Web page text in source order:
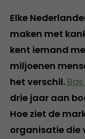
Elke
maken met
kent iemand
miljoenen
het verschil.
drie jaar aan
Hoe ziet de
organisatie die